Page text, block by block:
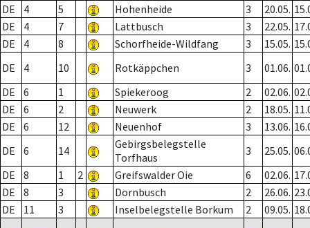
DE
4 5 Hohenheide 3 20.05.
DE
4 7 Lattbusch 3 22.05.
DE
4 8 Schorfheide-Wildfang 3 15.05.
DE
4 10 Rotkäppchen 3 01.06.
DE
6 1 Spiekeroog 2 02.06.
DE
6 2 Neuwerk 2 18.05.
DE
6 12 Neuenhof 3 13.06.
DE
6 14
Gebirgsbelegstelle
Torfhaus
3 25.05.
DE
8 1 2 Greifswalder Oie 6 02.06.
DE
8 3 Dornbusch 2 26.06.
DE
11 3 Inselbelegstelle Borkum 2 09.05.